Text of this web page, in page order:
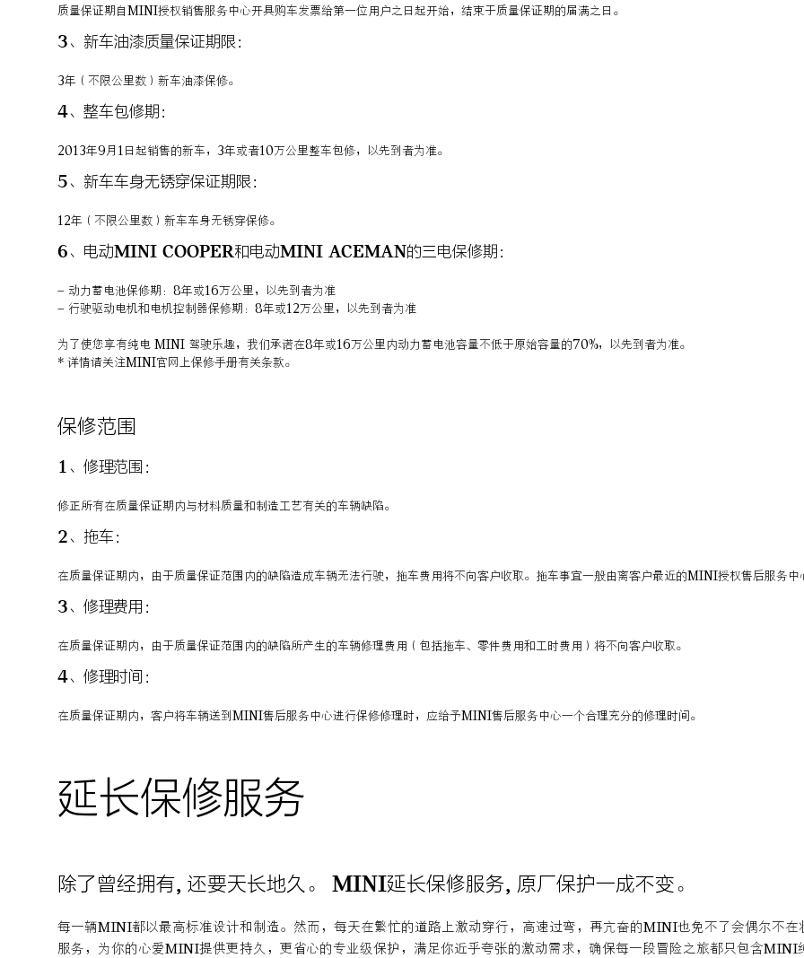
质量保证期自MINI授权销售服务中心开具购车发票给第一位用户之日起开始，结束于质量保证期的届满之日。
3、新车油漆质量保证期限：
3年（不限公里数）新车油漆保修。
4、整车包修期：
2013年9月1日起销售的新车，3年或者10万公里整车包修，以先到者为准。
5、新车车身无锈穿保证期限：
12年（不限公里数）新车车身无锈穿保修。
6、电动MINI COOPER和电动MINI ACEMAN的三电保修期：
− 动力蓄电池保修期：8年或16万公里，以先到者为准
− 行驶驱动电机和电机控制器保修期：8年或12万公里，以先到者为准
为了使您享有纯电 MINI 驾驶乐趣，我们承诺在8年或16万公里内动力蓄电池容量不低于原始容量的70%，以先到者为准。
* 详情请关注MINI官网上保修手册有关条款。
保修范围
1、修理范围：
修正所有在质量保证期内与材料质量和制造工艺有关的车辆缺陷。
2、拖车：
在质量保证期内，由于质量保证范围内的缺陷造成车辆无法行驶，拖车费用将不向客户收取。拖车事宜一般由离客户最近的MINI授权售后服务中
3、修理费用：
在质量保证期内，由于质量保证范围内的缺陷所产生的车辆修理费用（包括拖车、零件费用和工时费用）将不向客户收取。
4、修理时间：
在质量保证期内，客户将车辆送到MINI售后服务中心进行保修修理时，应给予MINI售后服务中心一个合理充分的修理时间。
延长保修服务
除了曾经拥有, 还要天长地久。 MINI延长保修服务, 原厂保护一成不变。
每一辆MINI都以最高标准设计和制造。然而，每天在繁忙的道路上激动穿行，高速过弯，再亢奋的MINI也免不了会偶尔不
服务，为你的心爱MINI提供更持久，更省心的专业级保护，满足你近乎夸张的激动需求，确保每一段冒险之旅都只包含MINI